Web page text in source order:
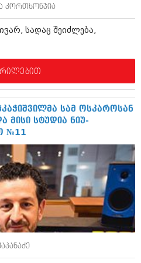
კორთხონჯია
სადაც შეიძლება,
სამ ოსკაროსან
სტუდია ნიუ-
№11